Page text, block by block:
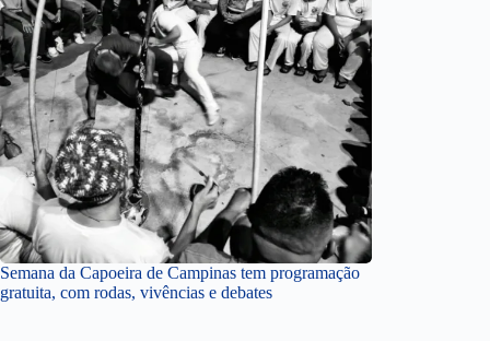
Semana da Capoeira de Campinas tem programação
gratuita, com rodas, vivências e debates